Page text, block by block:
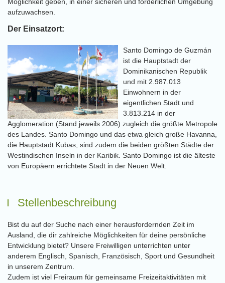
aufzuwachsen.
Der Einsatzort:
Santo Domingo de Guzmán
ist die Hauptstadt der
Dominikanischen Republik
und mit 2.987.013
Einwohnern in der
eigentlichen Stadt und
3.813.214 in der
Agglomeration (Stand jeweils 2006) zugleich die größte Metropole
des Landes. Santo Domingo und das etwa gleich große Havanna,
die Hauptstadt Kubas, sind zudem die beiden größten Städte der
Westindischen Inseln in der Karibik. Santo Domingo ist die älteste
von Europäern errichtete Stadt in der Neuen Welt.
Stellenbeschreibung
Bist du auf der Suche nach einer herausfordernden Zeit im
Ausland, die dir zahlreiche Möglichkeiten für deine persönliche
Entwicklung bietet? Unsere Freiwilligen unterrichten unter
anderem Englisch, Spanisch, Französisch, Sport und Gesundheit
in unserem Zentrum.
Zudem ist viel Freiraum für gemeinsame Freizeitaktivitäten mit